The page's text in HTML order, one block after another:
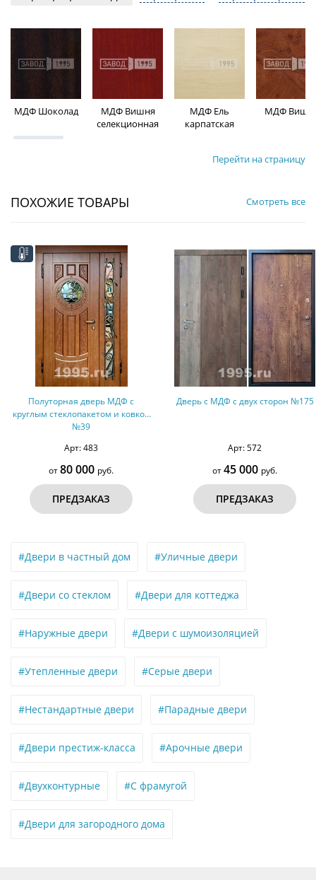
МДФ Шоколад
МДФ Вишня
селекционная
МДФ Ель
карпатская
МДФ
Перейти на страницу
ПОХОЖИЕ ТОВАРЫ Смотреть все
дверь МДФ с
стеклопакетом и ковкой
80 000руб.
ПРЕДЗАКАЗ
Дверь с МДФ с двух сторон №175
45 000руб.
ПРЕДЗАКАЗ
#Двери в частный дом #Уличные двери
#Двери со стеклом #Двери для коттеджа
#Наружные двери #Двери с шумоизоляцией
#Утепленные двери #Серые двери
#Нестандартные двери #Парадные двери
#Двери престиж-класса #Арочные двери
#Двухконтурные #С фрамугой
#Двери для загородного дома